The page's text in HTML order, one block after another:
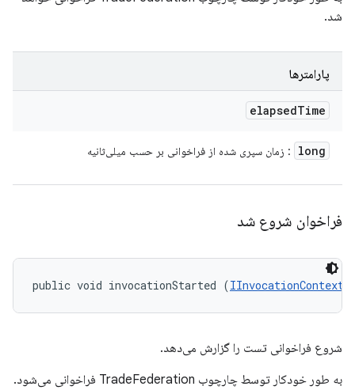
شد.
پارامترها
elapsedTime
long : زمان سپری شده از فراخوانی بر حسب میلی‌ثانیه
فراخوان شروع شد
public void invocationStarted (IInvocationContext
شروع فراخوانی تست را گزارش می‌دهد.
به طور خودکار توسط چارچوب TradeFederation فراخوانی می‌شود.